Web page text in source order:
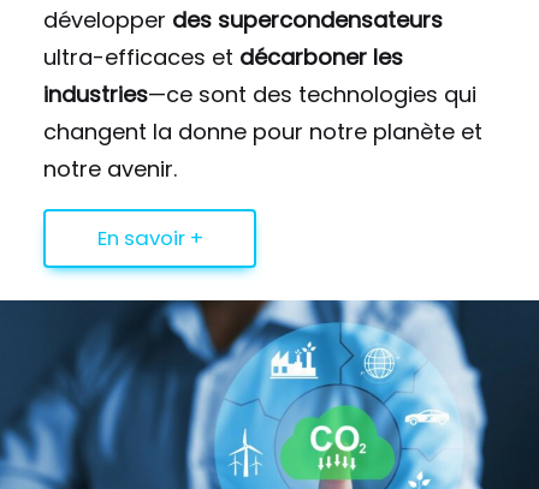
développer des supercondensateurs
ultra-efficaces et décarboner les
industries—ce sont des technologies qui
changent la donne pour notre planète et
notre avenir.
En savoir +